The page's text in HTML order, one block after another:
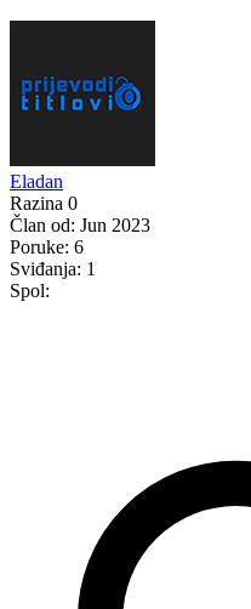
Eladan
Razina 0
Član od: Jun 2023
Poruke: 6
Sviđanja: 1
Spol: